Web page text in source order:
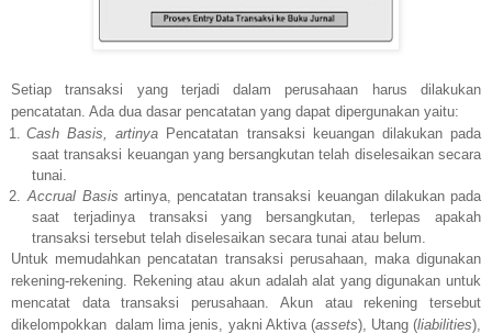
Setiap transaksi yang terjadi dalam perusahaan harus dilakukan
pencatatan. Ada dua dasar pencatatan yang dapat dipergunakan yaitu:
1.
Cash Basis, artinya Pencatatan transaksi keuangan dilakukan pada
saat transaksi keuangan yang bersangkutan telah diselesaikan secara
tunai.
2.
Accrual Basis artinya, pencatatan transaksi keuangan dilakukan pada
saat terjadinya transaksi yang bersangkutan, terlepas apakah
transaksi tersebut telah diselesaikan secara tunai atau belum.
Untuk memudahkan pencatatan transaksi perusahaan, maka digunakan
rekening-rekening. Rekening atau akun adalah alat yang digunakan untuk
mencatat data transaksi perusahaan. Akun atau rekening tersebut
dikelompokkan dalam lima jenis, yakni Aktiva (assets), Utang (liabilities),